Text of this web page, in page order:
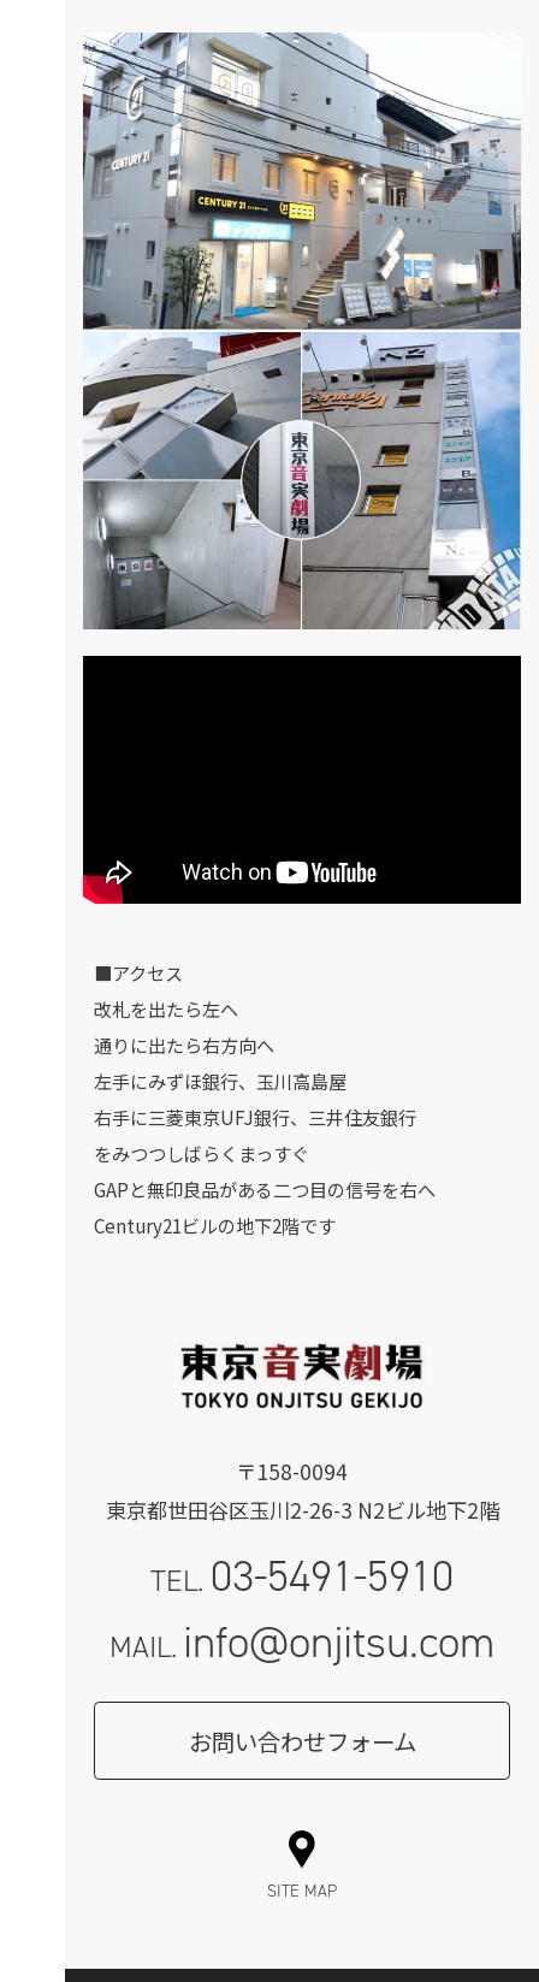
〒158-0094
東京都世田谷区玉川2-26-3 N2ビル地下2階
TEL. 03-5491-5910
MAIL. info@onjitsu.com
お問い合わせフォーム
■アクセス
改札を出たら左へ
通りに出たら右方向へ
左手にみずほ銀行、玉川高島屋
右手に三菱東京UFJ銀行、三井住友銀行
をみつつしばらくまっすぐ
GAPと無印良品がある二つ目の信号を右へ
Century21ビルの地下2階です
SITE MAP